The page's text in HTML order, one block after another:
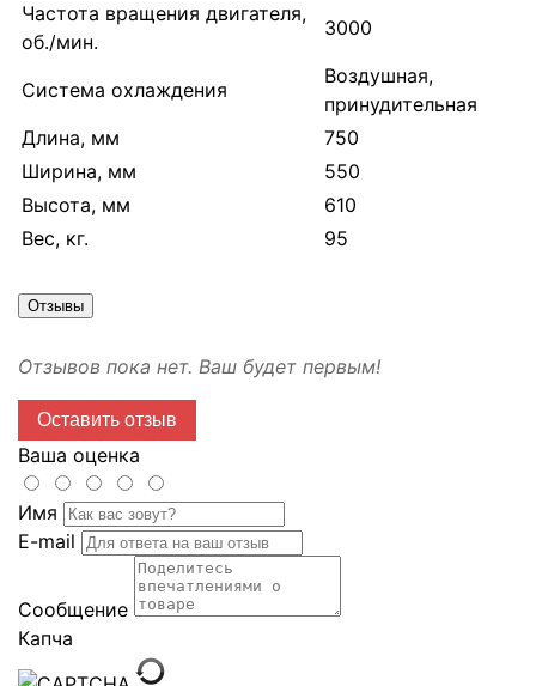
Частота вращения двигателя,
об./мин.
3000
Система охлаждения
Воздушная,
принудительная
Длина, мм
750
Ширина, мм
550
Высота, мм
610
Вес, кг.
95
Отзывы
Отзывов пока нет. Ваш будет первым!
Оставить отзыв
Ваша оценка
Имя
E-mail
Сообщение
Капча